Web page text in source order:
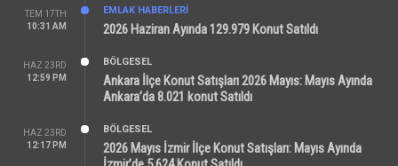
TEM 17TH
10:31 AM
EMLAK HABERLERI
2026 Haziran Ayında 129.979 Konut Satıldı
HAZ 23RD
12:59 PM
BÖLGESEL
Ankara İlçe Konut Satışları 2026 Mayıs: Mayıs Ayında
Ankara’da 8.021 konut Satıldı
HAZ 23RD
12:17 PM
BÖLGESEL
2026 Mayıs İzmir İlçe Konut Satışları: Mayıs Ayında